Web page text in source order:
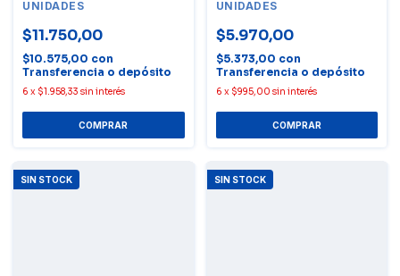
UNIDADES
$11.750,00
$10.575,00 con
Transferencia o depósito
6 x $1.958,33 sin interés
UNIDADES
$5.970,00
$5.373,00 con
Transferencia o depósito
6 x $995,00 sin interés
SIN STOCK SIN STOCK